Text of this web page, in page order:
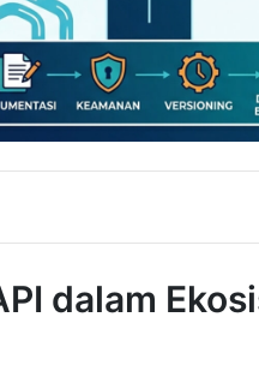
dalam